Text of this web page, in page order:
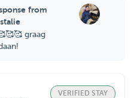
from
graag
VERIFIED STAY